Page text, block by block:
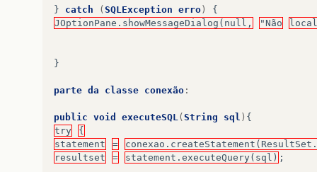
} catch ( SQLException erro )
{
JOptionPane.showMessageDialog(null,
"Não
}
parte da classe conexão :
public void executeSQL( String sql ) {
try
{
statement
=
resultset
= statement.executeQuery(sql) ;